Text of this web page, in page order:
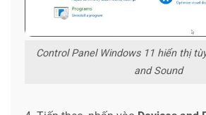
Control Panel Windows 11 hiển thị
and Sound